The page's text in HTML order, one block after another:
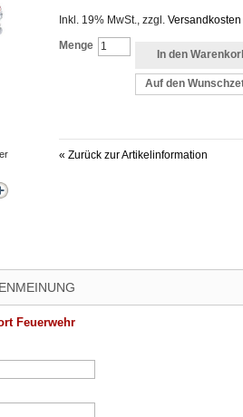
Inkl. 19% MwSt., zzgl. Versandkosten
Menge
In den
Auf den
« Zurück zur Artikelinformation
Feuerwehr